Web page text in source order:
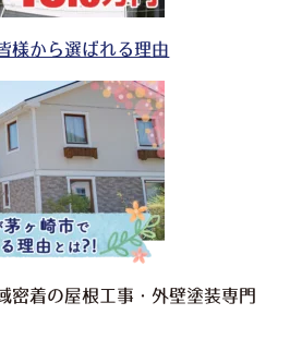
様から選ばれる理由
密着の屋根工事・外壁塗装専門